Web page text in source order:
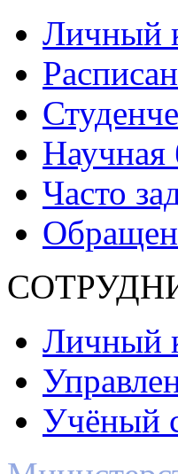
Личный
Научная
Часто
Личный
Учёный